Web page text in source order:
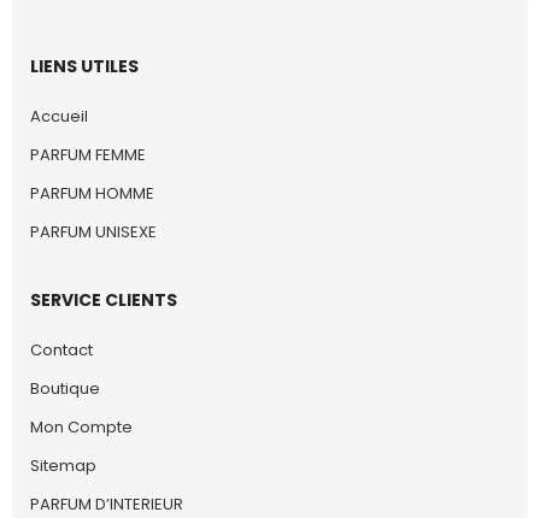
LIENS UTILES
Accueil
PARFUM FEMME
PARFUM HOMME
PARFUM UNISEXE
SERVICE CLIENTS
Contact
Boutique
Mon Compte
Sitemap
PARFUM D’INTERIEUR